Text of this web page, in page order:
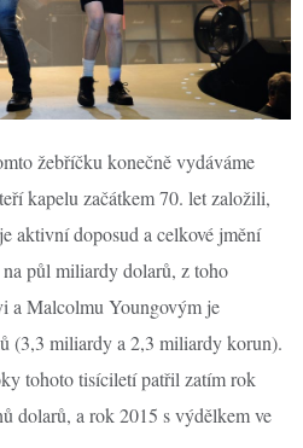
žebříčku konečně vydáváme
kapelu začátkem 70. let založili,
aktivní doposud a celkové jmění
půl miliardy dolarů, z toho
a Malcolmu Youngovým je
(3,3 miliardy a 2,3 miliardy korun).
tohoto tisíciletí patřil zatím rok
dolarů, a rok 2015 s výdělkem ve